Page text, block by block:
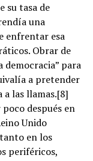
su tasa de
una
enfrentar esa
Obrar de
para
a pretender
las llamas.[8]
después en
Unido
en los
periféricos,